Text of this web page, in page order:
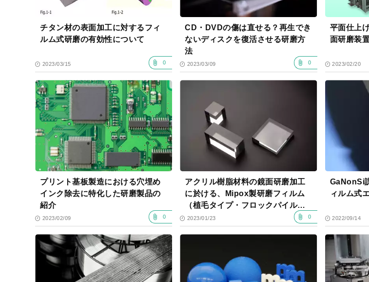
チタン材の表面加工に対するフィ
ルム式研磨の有効性について
2023/03/15 0
CD・DVDの傷は直せる？再生でき
ないディスクを復活させる研磨方
法
2023/03/09 0
平面仕上
面研磨装
2023/02/20
プリント基板製造における穴埋め
インク除去に特化した研磨製品の
紹介
2023/02/09 0
アクリル樹脂材料の鏡面研磨加工
に於ける、Mipox製研磨フィルム
（植毛タイプ・フロックパイル型
研磨フィルム）の特徴
2023/01/23 0
GaNonSi
ィルム式
2022/09/14